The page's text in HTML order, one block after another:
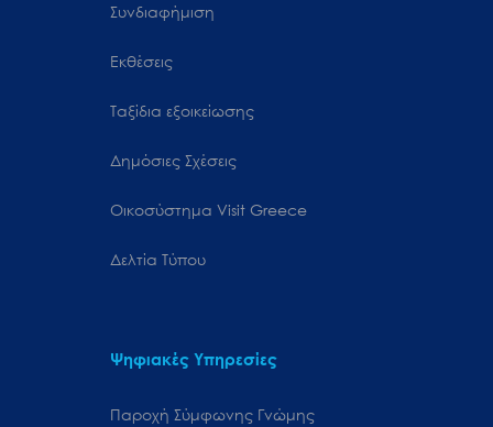
Συνδιαφήμιση
Εκθέσεις
Ταξίδια εξοικείωσης
Δημόσιες Σχέσεις
Oικοσύστημα Visit Greece
Δελτία Τύπου
Ψηφιακές Υπηρεσίες
Παροχή Σύμφωνης Γνώμης